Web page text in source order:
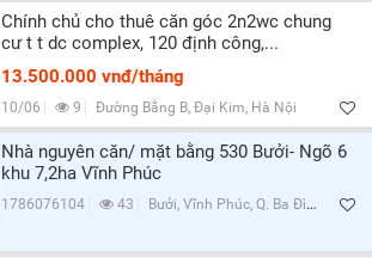
Chính chủ cho thuê căn góc 2n2wc chung
cư t t dc complex, 120 định công,...
13.500.000 vnđ/tháng
10/06 9 Đường Bằng B, Đại Kim, Hà Nội
Nhà nguyên căn/ mặt bằng 530 Bưởi- Ngõ 6
khu 7,2ha Vĩnh Phúc
1786076104 43 Bưởi, Vĩnh Phúc, Q. Ba Đình, Hà Nội